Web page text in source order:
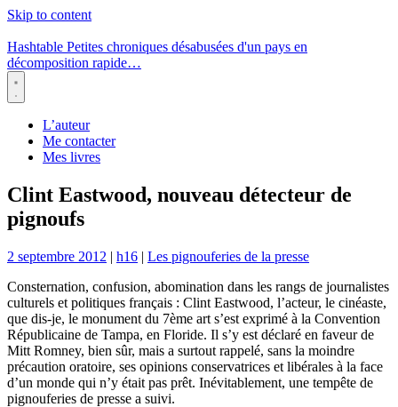
Skip to content
Hashtable Petites chroniques désabusées d'un pays en
décomposition rapide…
Menu
L’auteur
Me contacter
Mes livres
Clint Eastwood, nouveau détecteur de
pignoufs
2 septembre 2012 | h16 | Les pignouferies de la presse
Consternation, confusion, abomination dans les rangs de journalistes
culturels et politiques français : Clint Eastwood, l’acteur, le cinéaste,
que dis-je, le monument du 7ème art s’est exprimé à la Convention
Républicaine de Tampa, en Floride. Il s’y est déclaré en faveur de
Mitt Romney, bien sûr, mais a surtout rappelé, sans la moindre
précaution oratoire, ses opinions conservatrices et libérales à la face
d’un monde qui n’y était pas prêt. Inévitablement, une tempête de
pignouferies de presse a suivi.